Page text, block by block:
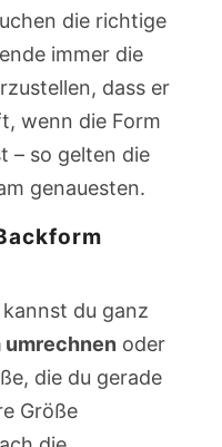
die richtige
immer die
dass er
wenn die Form
– so gelten die
genauesten.
kannst du ganz
oder
die du gerade
Größe